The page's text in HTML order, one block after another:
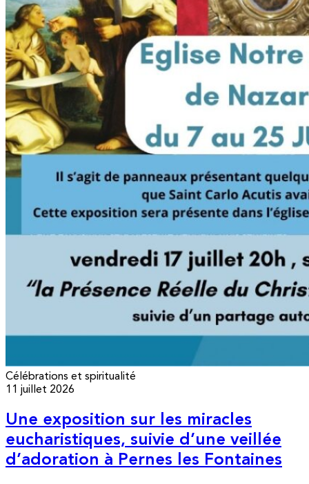
Célébrations et spiritualité
11 juillet 2026
Une exposition sur les miracles
eucharistiques, suivie d’une veillée
d’adoration à Pernes les Fontaines